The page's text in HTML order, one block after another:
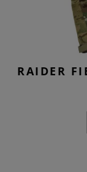
RAIDER